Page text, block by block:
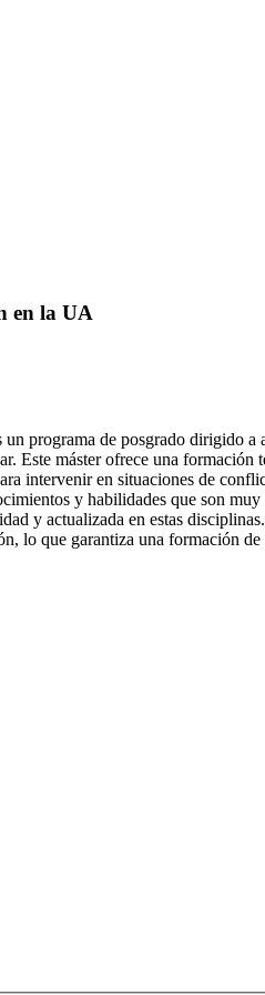
en la UA
un programa de posgrado dirigido a
Este máster ofrece una
intervenir en situaciones de
y habilidades que son
y actualizada en estas
lo que garantiza una formación